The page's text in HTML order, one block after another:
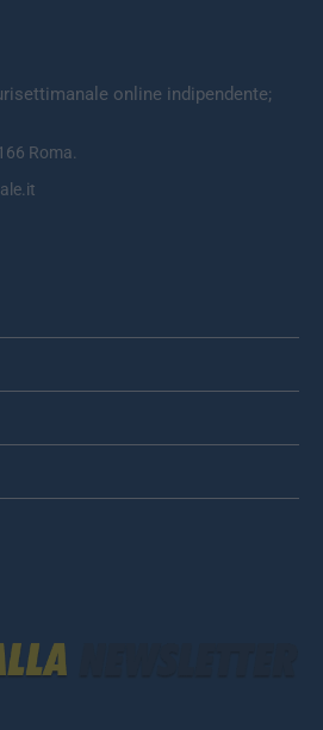
online indipendente;
Roma.